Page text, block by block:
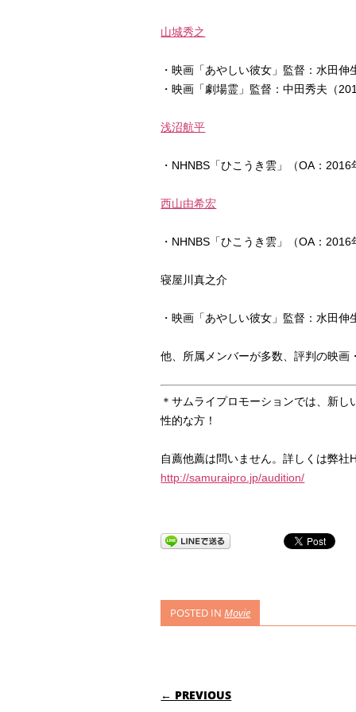
山城秀之
・映画「あやしい彼女」監督：水田
・映画「劇場霊」監督：中田秀夫（
浅沼航平
・NHNBS「ひこうき雲」（OA：
西山由希宏
・NHNBS「ひこうき雲」（OA：
寝屋川真之介
・映画「あやしい彼女」監督：水田
他、所属メンバーが多数、評判の映
＊サムライプロモーションでは、新
性的な方！
自薦他薦は問いません。詳しくは弊
http://samuraipro.jp/audition/
POSTED INMovie
POST
← PREVIOUS